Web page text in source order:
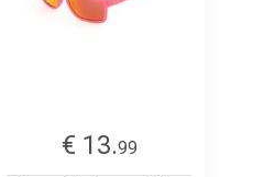
€ 13.99